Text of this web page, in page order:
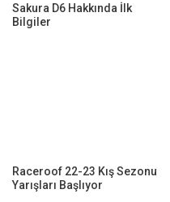
Sakura D6 Hakkında İlk
Bilgiler
Raceroof 22-23 Kış Sezonu
Yarışları Başlıyor